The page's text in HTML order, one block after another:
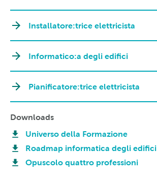
Installatore:trice elettricista
Informatico:a degli edifici
Pianificatore:trice elettricista
Downloads
Universo della Formazione
Roadmap informatica degli edifici
Opuscolo quattro professioni